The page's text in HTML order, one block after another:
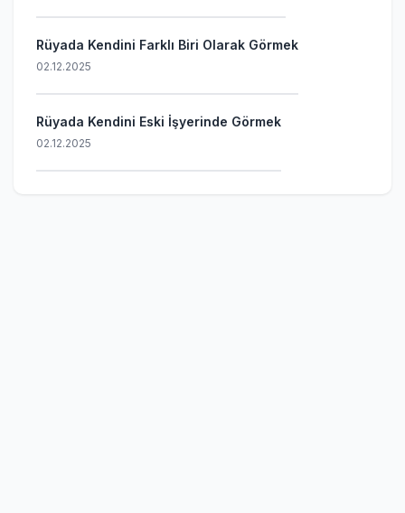
Rüyada Kendini Farklı Biri Olarak Görmek
02.12.2025
Rüyada Kendini Eski İşyerinde Görmek
02.12.2025